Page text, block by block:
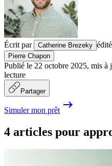
Écrit par Catherine Brezeky
Pierre Chapon
Publié le 22 octobre 2025, mis à
lecture
Partager
Simuler mon prêt
4 articles pour